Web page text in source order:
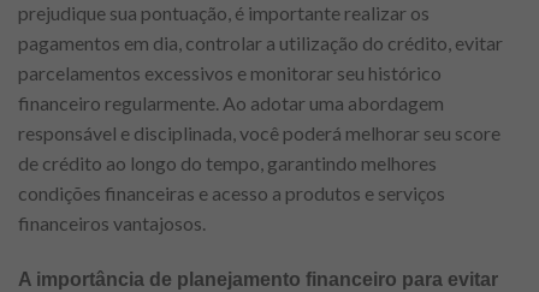
prejudique sua pontuação, é importante realizar os
pagamentos em dia, controlar a utilização do crédito, evitar
parcelamentos excessivos e monitorar seu histórico
financeiro regularmente. Ao adotar uma abordagem
responsável e disciplinada, você poderá melhorar seu score
de crédito ao longo do tempo, garantindo melhores
condições financeiras e acesso a produtos e serviços
financeiros vantajosos.
A importância de planejamento financeiro para evitar